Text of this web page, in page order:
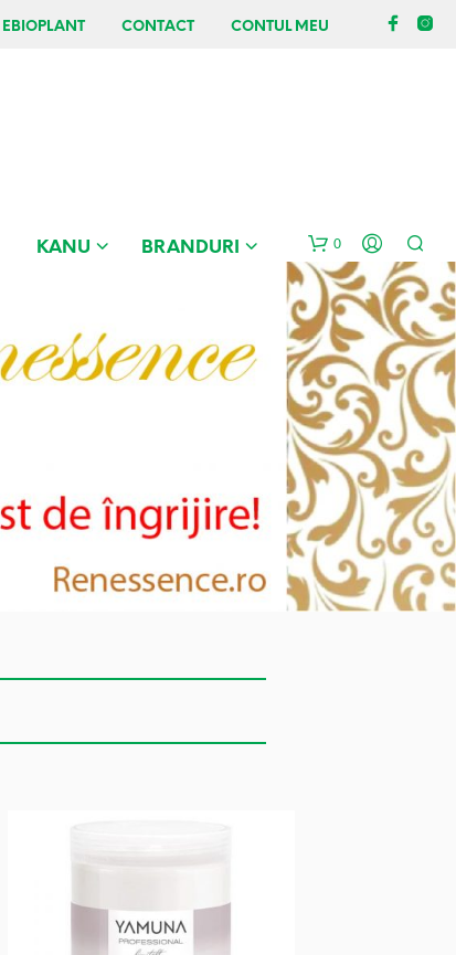
EBIOPLANT CONTACT CONTUL MEU
KANU BRANDURI 0